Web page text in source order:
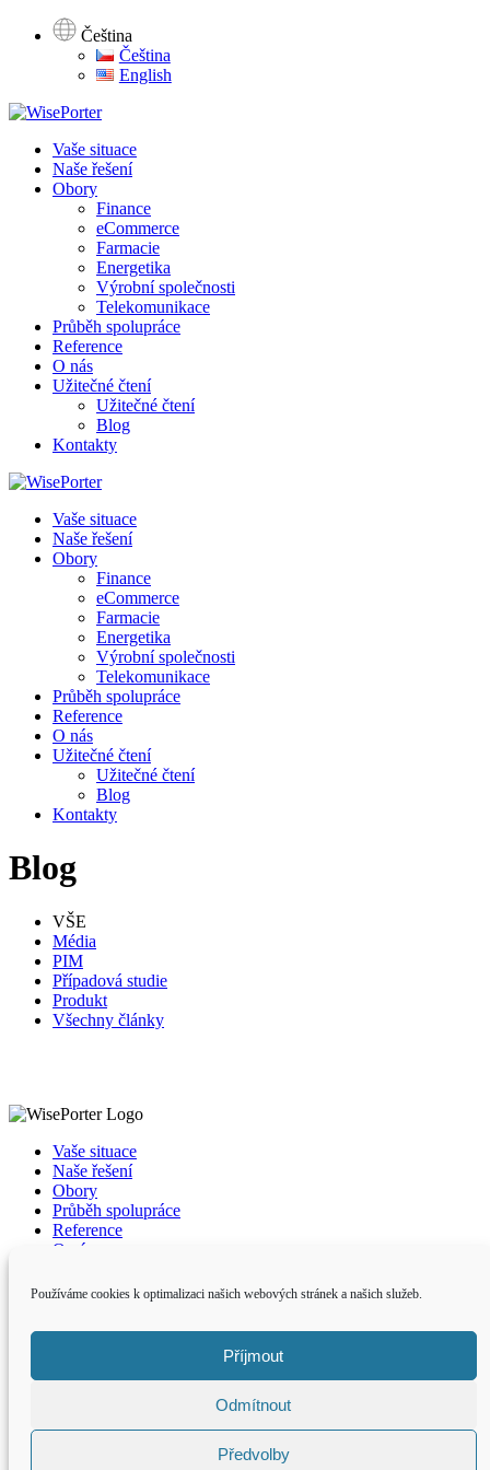
Používáme cookies k optimalizaci našich webových stránek a našich služeb.
Příjmout
Odmítnout
Předvolby
Čeština
Čeština
English
Vaše situace
Naše řešení
Obory
Finance
eCommerce
Farmacie
Energetika
Výrobní společnosti
Telekomunikace
Průběh spolupráce
Reference
O nás
Užitečné čtení
Užitečné čtení
Blog
Kontakty
Vaše situace
Naše řešení
Obory
Finance
eCommerce
Farmacie
Energetika
Výrobní společnosti
Telekomunikace
Průběh spolupráce
Reference
O nás
Užitečné čtení
Užitečné čtení
Blog
Kontakty
Blog
VŠE
Média
PIM
Případová studie
Produkt
Všechny články
Vaše situace
Naše řešení
Obory
Průběh spolupráce
Reference
O nás
hello@wiseporter.com Infolinka